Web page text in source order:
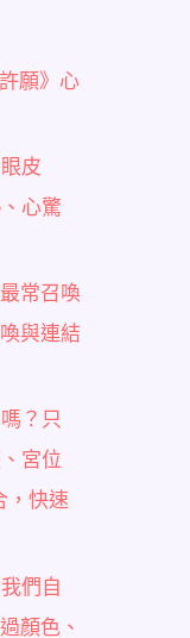
願》心
皮
心驚
常召喚
與連結
？只
宮位
，快速
們自
顏色、